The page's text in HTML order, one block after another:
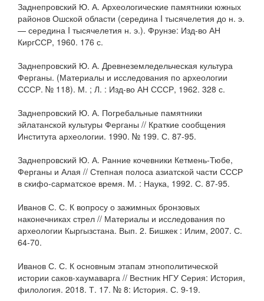
Заднепровский Ю. А. Археологические памятники южных
районов Ошской области (середина I тысячелетия до н. э.
— середина I тысячелетия н. э.). Фрунзе: Изд-во АН
КиргССР, 1960. 176 с.
Заднепровский Ю. А. Древнеземледельческая культура
Ферганы. (Материалы и исследования по археологии
СССР. № 118). М. ; Л. : Изд-во АН СССР, 1962. 328 с.
Заднепровский Ю. А. Погребальные памятники
эйлатанской культуры Ферганы // Краткие сообщения
Института археологии. 1990. № 199. С. 87-95.
Заднепровский Ю. А. Ранние кочевники Кетмень-Тюбе,
Ферганы и Алая // Степная полоса азиатской части СССР
в скифо-сарматское время. М. : Наука, 1992. С. 87-95.
Иванов С. С. К вопросу о зажимных бронзовых
наконечниках стрел // Материалы и исследования по
археологии Кыргызстана. Вып. 2. Бишкек : Илим, 2007. С.
64-70.
Иванов С. С. К основным этапам этнополитической
истории саков-хаумаварга // Вестник НГУ Серия: История,
филология. 2018. Т. 17. № 8: История. С. 9-19.